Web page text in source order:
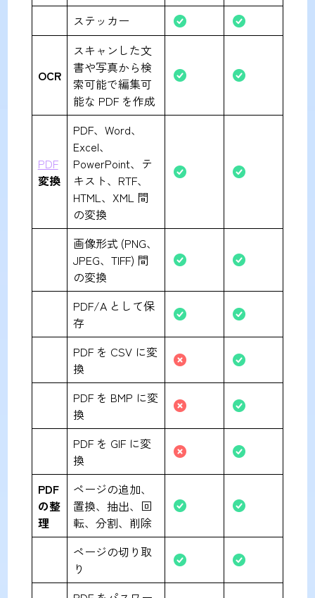
ステッカー
OCR
スキャンした文
書や写真から検
索可能で編集可
能な PDF を作成
PDF
変換
PDF、Word、
Excel、
PowerPoint、テ
キスト、RTF、
HTML、XML 間
の変換
画像形式 (PNG、
JPEG、TIFF) 間
の変換
PDF/A として保
存
PDF を CSV に変
換
PDF を BMP に変
換
PDF を GIF に変
換
PDF
の整
理
ページの追加、
置換、抽出、回
転、分割、削除
ページの切り取
り